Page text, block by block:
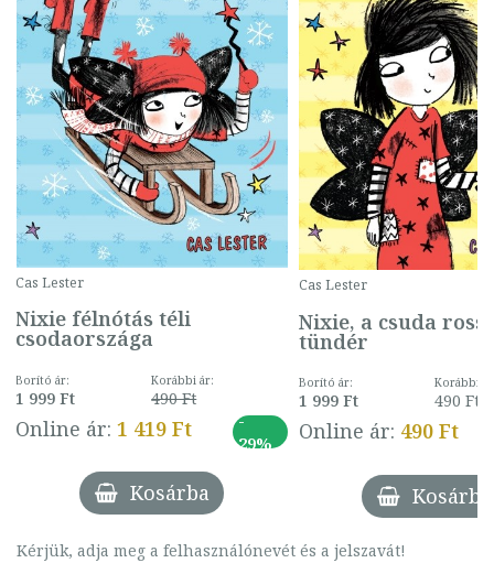
Cas Lester
Nixie félnótás téli
csodaországa
Borító ár:
1 999 Ft
Korábbi ár:
490 Ft
Online ár: 1 419 Ft
-
29%
Kosárba
Cas Lester
Nixie, a csuda
tündér
Borító ár:
1 999 Ft
Korábbi
490 Ft
Online ár: 490 Ft
Kosárba
Kérjük, adja meg a felhasználónevét és a jelszavát!